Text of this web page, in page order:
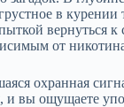
в курении
вернуться к
от
охранная
вы ощущаете